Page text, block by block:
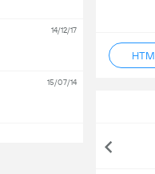
14/12/17
15/07/14